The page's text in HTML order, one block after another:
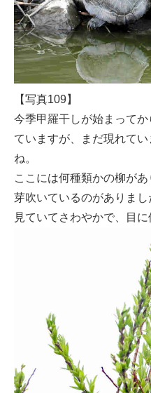
【写真109】
今季甲羅干しが始まって
ていますが、まだ現れて
ね。
ここには何種類かの柳があ
芽吹いているのがありまし
見ていてさわやかで、目